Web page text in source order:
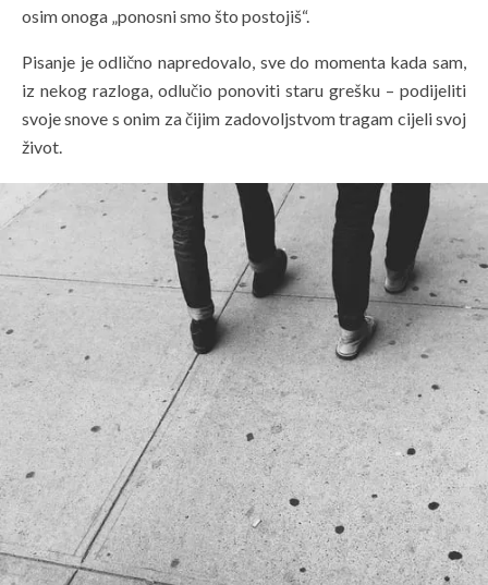
osim onoga „ponosni smo što postojiš“.
Pisanje je odlično napredovalo, sve do momenta kada sam,
iz nekog razloga, odlučio ponoviti staru grešku – podijeliti
svoje snove s onim za čijim zadovoljstvom tragam cijeli svoj
život.